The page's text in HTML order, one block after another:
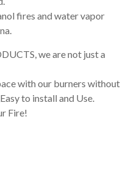
fires and water vapor
we are not just a
with our burners without
to install and Use.
Fire!